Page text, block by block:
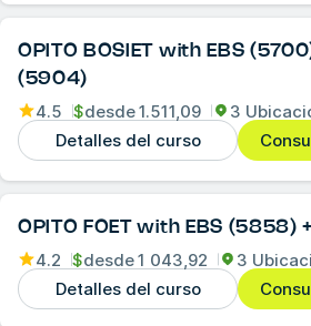
OPITO BOSIET with EBS
(5904)
4.5 $desde1.511,09
3
Detalles del curso
OPITO FOET with EBS (5858)
4.2 $desde1 043,92
3
Detalles del curso